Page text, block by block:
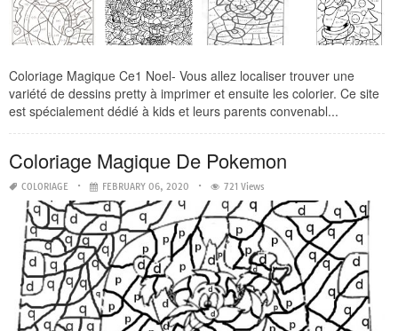
Coloriage Magique Ce1 Noel- Vous allez localiser trouver une
variété de dessins pretty à imprimer et ensuite les colorier. Ce site
est spécialement dédié à kids et leurs parents convenabl...
Coloriage Magique De Pokemon
COLORIAGE FEBRUARY 06, 2020 721 Views